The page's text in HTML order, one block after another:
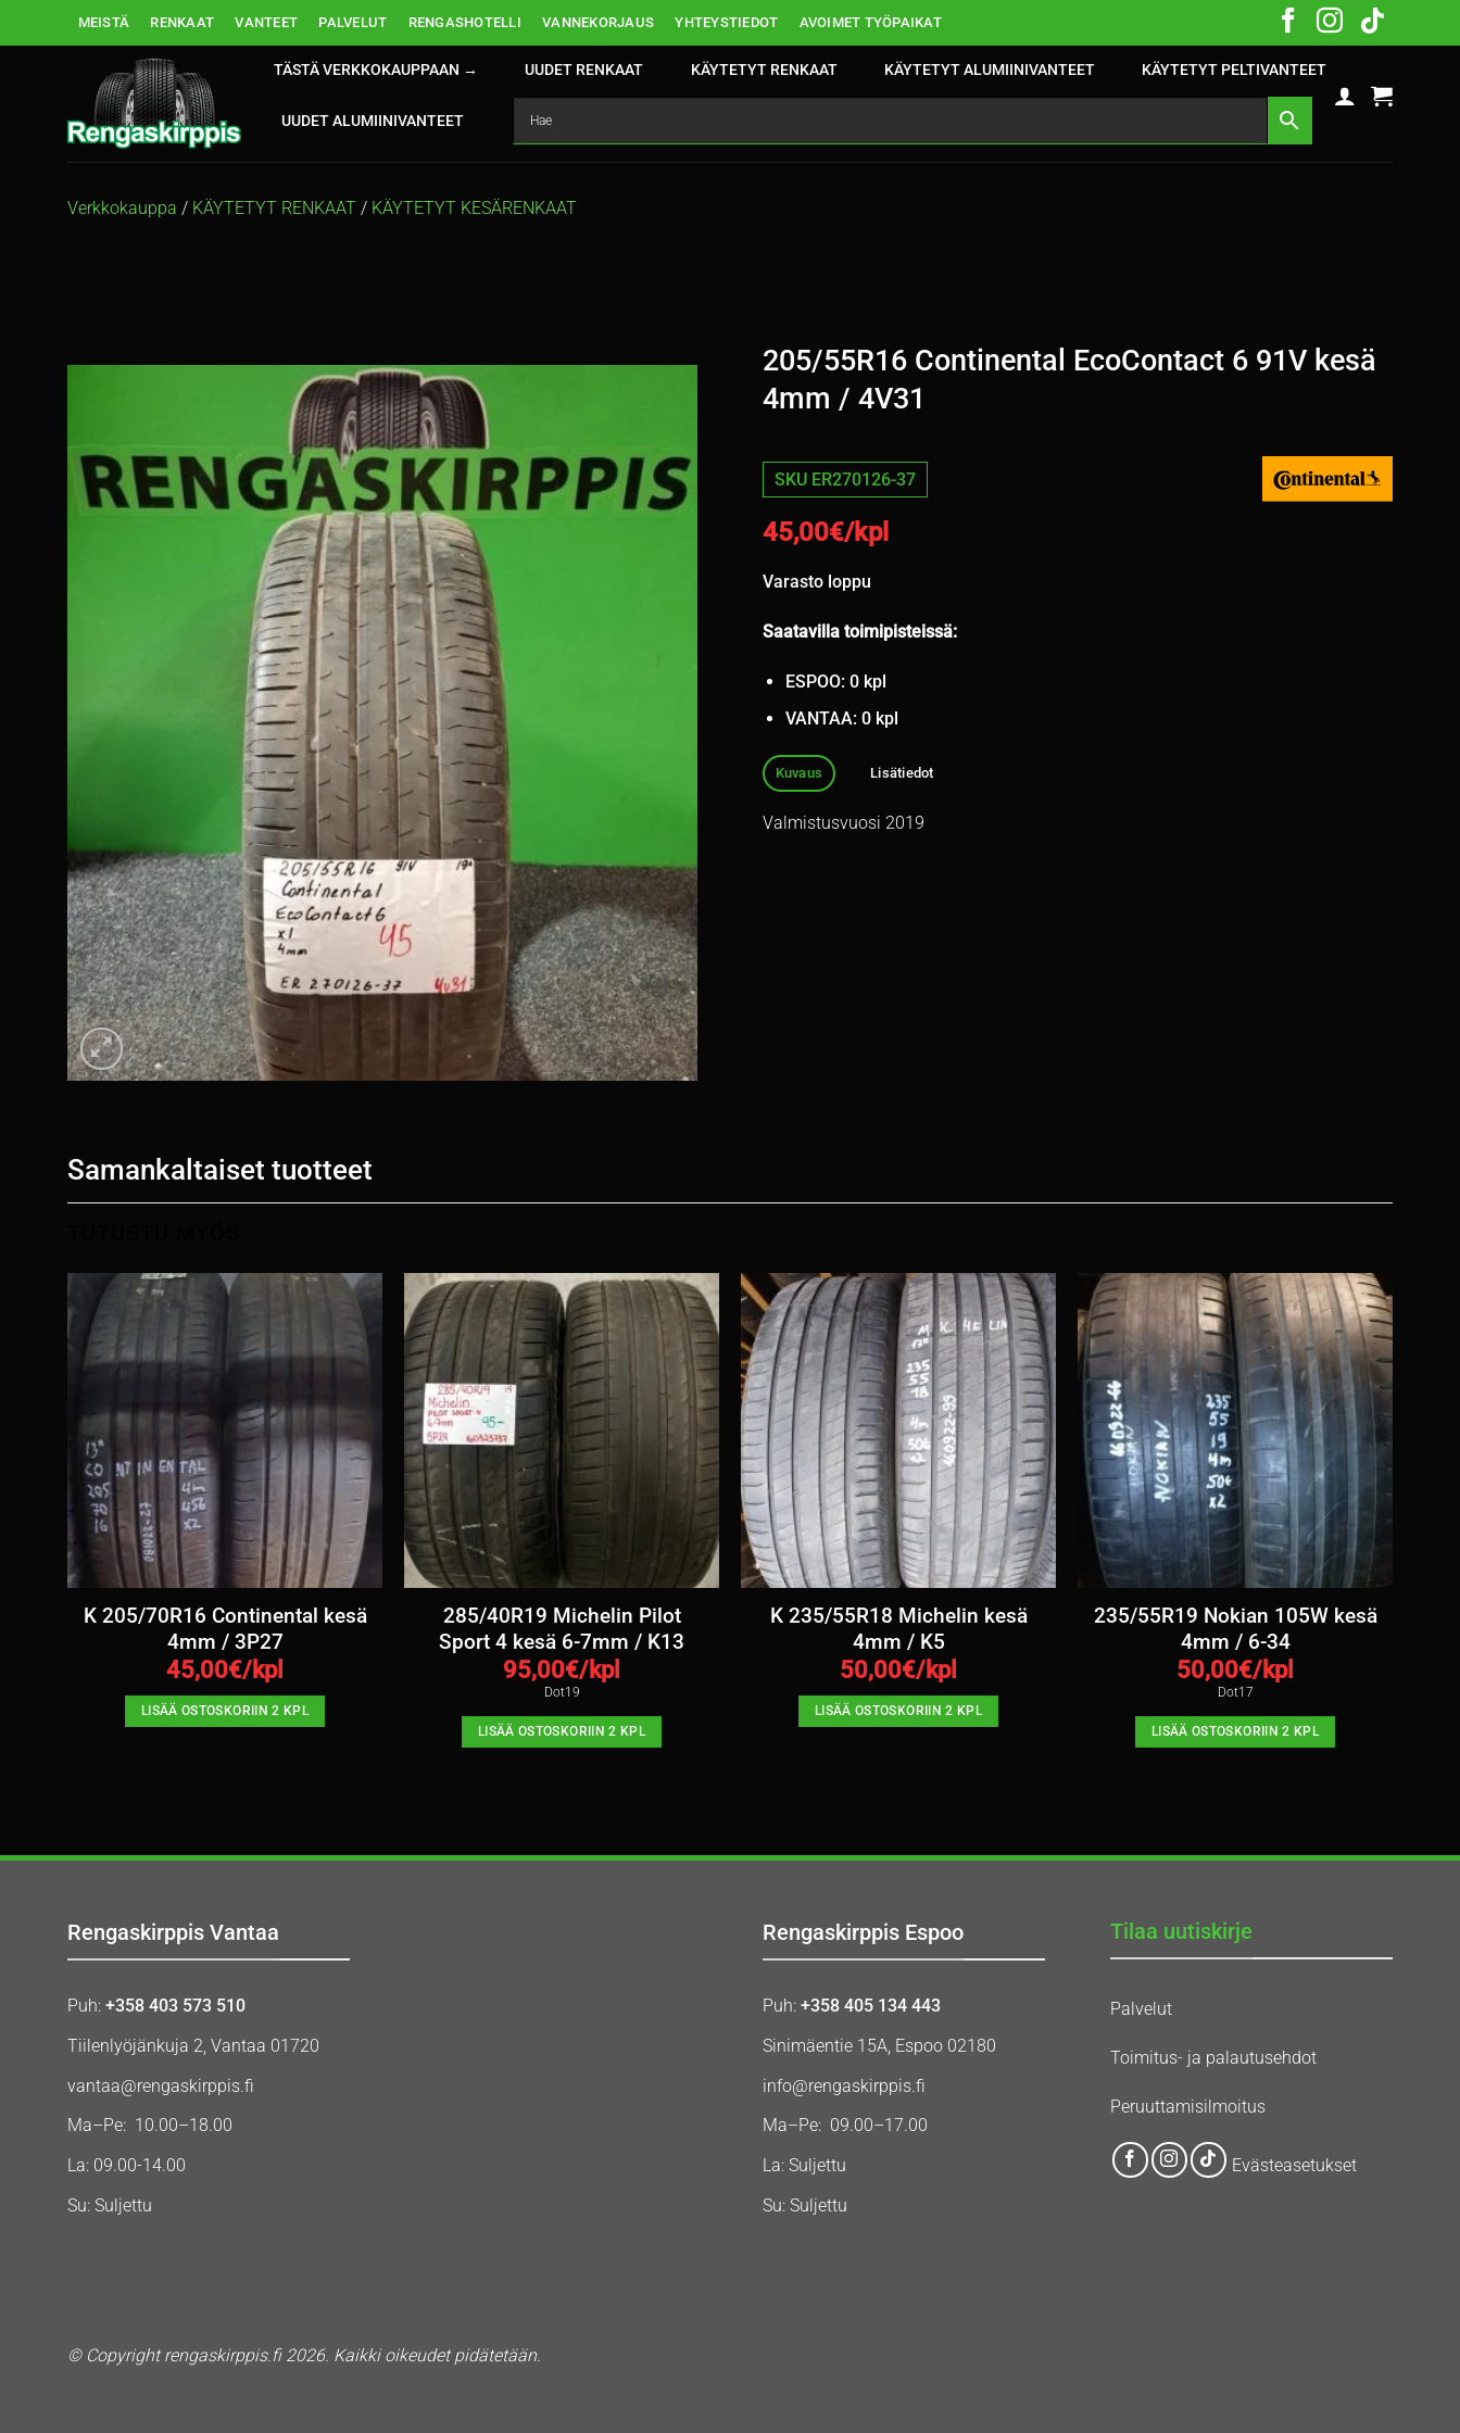
MEISTÄ RENKAAT VANTEET PALVELUT RENGASHOTELLI VANNEKORJAUS YHTEYSTIEDOT AVOIMET TYÖPAIKAT
TÄSTÄ VERKKOKAUPPAAN → UUDET RENKAAT KÄYTETYT RENKAAT KÄYTETYT ALUMIINIVANTEET KÄYTETYT PELTIVANTEET
UUDET ALUMIINIVANTEET
Verkkokauppa / KÄYTETYT RENKAAT / KÄYTETYT KESÄRENKAAT
205/55R16 Continental EcoContact 6 91V kesä
4mm / 4V31
SKU ER270126-37
45,00€/kpl
Varasto loppu
Saatavilla toimipisteissä:
ESPOO: 0 kpl
VANTAA: 0 kpl
Kuvaus Lisätiedot
Valmistusvuosi 2019
Samankaltaiset tuotteet
K 205/70R16 Continental kesä
4mm / 3P27
45,00€/kpl
LISÄÄ OSTOSKORIIN 2 KPL
285/40R19 Michelin Pilot
Sport 4 kesä 6-7mm / K13
95,00€/kpl
Dot19
LISÄÄ OSTOSKORIIN 2 KPL
K 235/55R18 Michelin kesä
4mm / K5
50,00€/kpl
LISÄÄ OSTOSKORIIN 2 KPL
235/55R19 Nokian 105W kesä
4mm / 6-34
50,00€/kpl
Dot17
LISÄÄ OSTOSKORIIN 2 KPL
Rengaskirppis Vantaa
Puh: +358 403 573 510
Tiilenlyöjänkuja 2, Vantaa 01720
vantaa@rengaskirppis.fi
Ma–Pe: 10.00–18.00
La: 09.00-14.00
Su: Suljettu
Rengaskirppis Espoo
Puh: +358 405 134 443
Sinimäentie 15A, Espoo 02180
info@rengaskirppis.fi
Ma–Pe: 09.00–17.00
La: Suljettu
Su: Suljettu
Tilaa uutiskirje
Palvelut
Toimitus- ja palautusehdot
Peruuttamisilmoitus
Evästeasetukset
© Copyright rengaskirppis.fi 2026. Kaikki oikeudet pidätetään.